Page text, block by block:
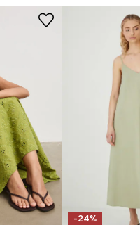
a halenky, podporuje
postavě lehkost a
na dotek, ideální
-24%